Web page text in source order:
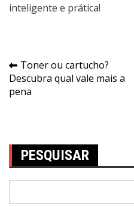
inteligente e prática!
Navegação
de
Toner ou cartucho?
Descubra qual vale mais a
pena
PESQUISAR